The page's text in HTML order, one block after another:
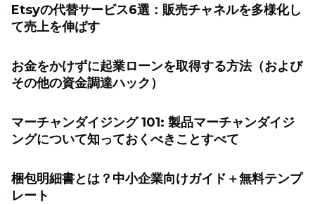
Etsyの代替サービス6選：販売チャネルを多様化し
て売上を伸ばす
お金をかけずに起業ローンを取得する方法（および
その他の資金調達ハック）
マーチャンダイジング 101: 製品マーチャンダイジ
ングについて知っておくべきことすべて
梱包明細書とは？中小企業向けガイド＋無料テンプ
レート